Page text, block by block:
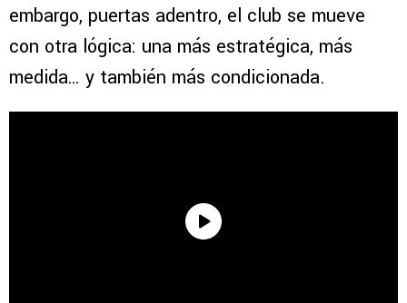
embargo, puertas adentro, el club se mueve
con otra lógica: una más estratégica, más
medida… y también más condicionada.